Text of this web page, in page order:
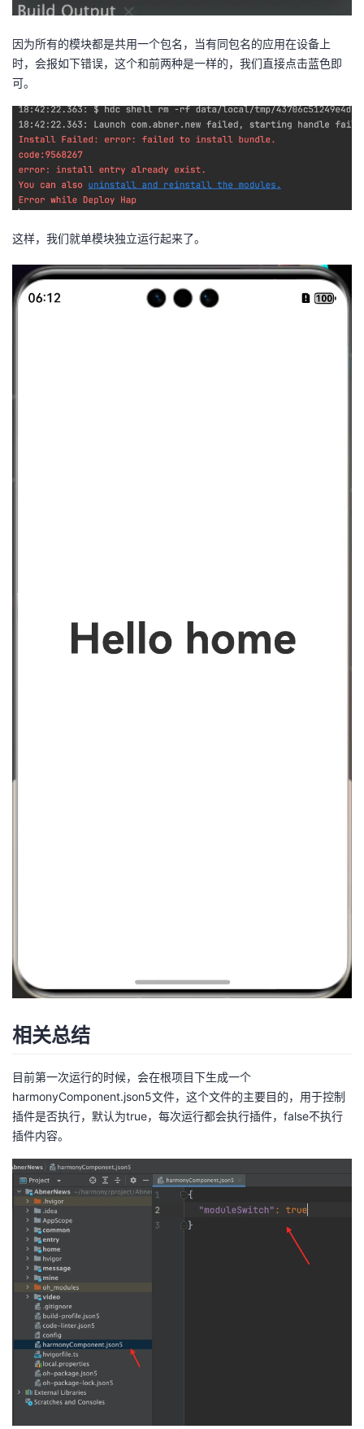
因为所有的模块都是共用一个包名，当有同包名的应用在设备上
时，会报如下错误，这个和前两种是一样的，我们直接点击蓝色即
可。
这样，我们就单模块独立运行起来了。
相关总结
目前第一次运行的时候，会在根项目下生成一个
harmonyComponent.json5文件，这个文件的主要目的，用于控制
插件是否执行，默认为true，每次运行都会执行插件，false不执行
插件内容。